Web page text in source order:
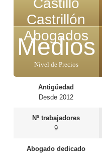
Castillo
Castrillón
Abogados
Medios
Nivel de Precios
Antigüedad
Desde 2012
Nº trabajadores
9
Abogado dedicado